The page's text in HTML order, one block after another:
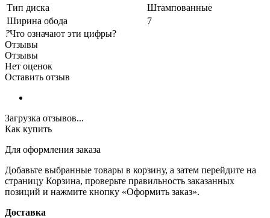
Тип диска
Штампованные
Ширина обода
7
?Что означают эти цифры?
Отзывы
Отзывы
Нет оценок
Оставить отзыв
Загрузка отзывов...
Как купить
Для оформления заказа
Добавьте выбранные товары в корзину, а затем перейдите на
страницу Корзина, проверьте правильность заказанных
позиций и нажмите кнопку «Оформить заказ».
Доставка